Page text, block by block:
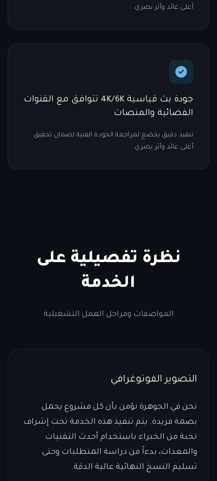
أعلى عائد وأثر بصري.
جودة بث قياسية 4K/6K تتوافق مع القنوات
الفضائية والمنصات
تنفيذ دقيق يخضع لمراجعة الجودة الفنية لضمان تحقيق
أعلى عائد وأثر بصري.
نظرة تفصيلية على
الخدمة
المواصفات ومراحل العمل التشغيلية
التصوير الفوتوغرافي
نحن في الجوهرة نؤمن بأن كل مشروع يحمل
بصمة فريدة. يتم تنفيذ هذه الخدمة تحت إشراف
نخبة من الخبراء باستخدام أحدث التقنيات
والمعدات، بدءاً من دراسة المتطلبات وحتى
تسليم النسخ النهائية عالية الدقة.